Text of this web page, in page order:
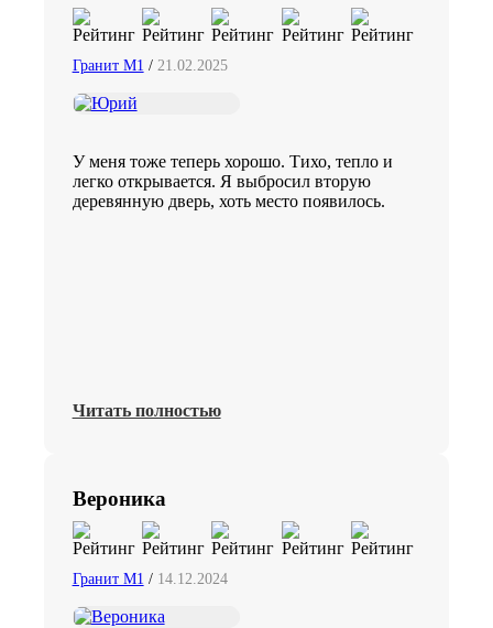
Гранит М1 / 21.02.2025
У меня тоже теперь хорошо. Тихо, тепло и
легко открывается. Я выбросил вторую
деревянную дверь, хоть место появилось.
Читать полностью
Вероника
Гранит М1 / 14.12.2024